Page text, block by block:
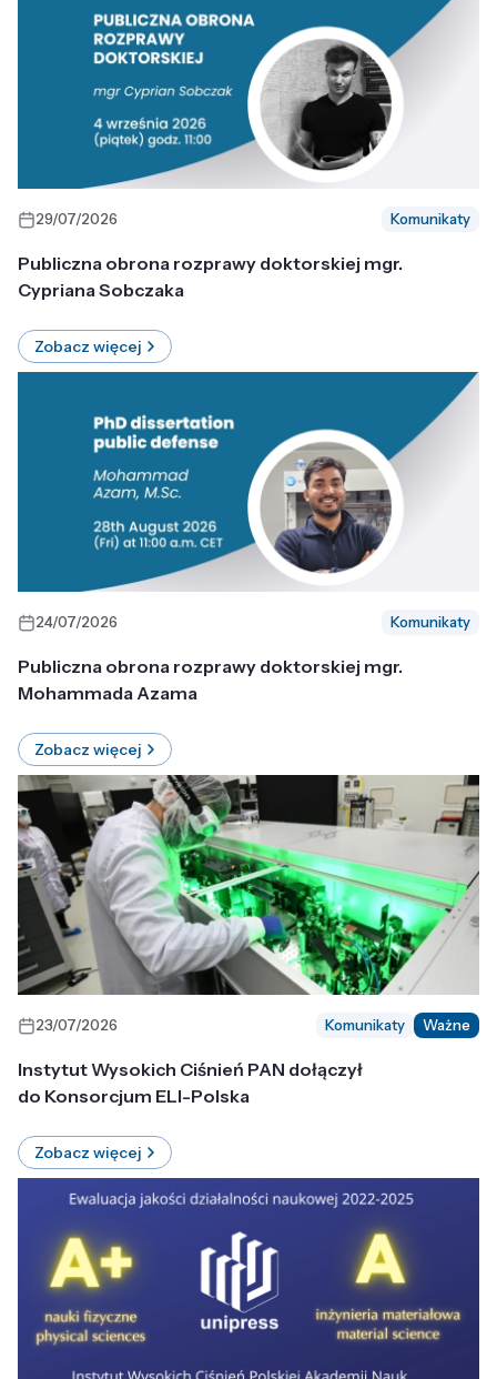
29/07/2026 Komunikaty
Publiczna obrona rozprawy doktorskiej mgr.
Cypriana Sobczaka
Zobacz więcej
24/07/2026 Komunikaty
Publiczna obrona rozprawy doktorskiej mgr.
Mohammada Azama
Zobacz więcej
23/07/2026 Komunikaty Ważne
Instytut Wysokich Ciśnień PAN dołączył
do Konsorcjum ELI-Polska
Zobacz więcej